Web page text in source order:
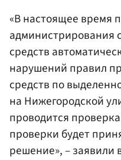
«В настоящее время
администрирования
средств
нарушений правил
средств по
на Нижегородской
проводится
проверки будет
решение», – заявили